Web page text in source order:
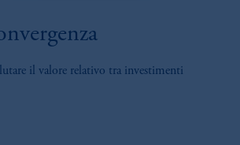
il valore relativo tra investimenti